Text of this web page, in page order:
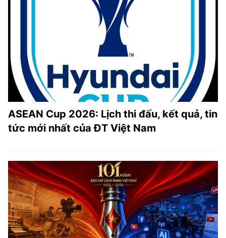
ASEAN Cup 2026: Lịch thi đấu, kết quả, tin
tức mới nhất của ĐT Việt Nam